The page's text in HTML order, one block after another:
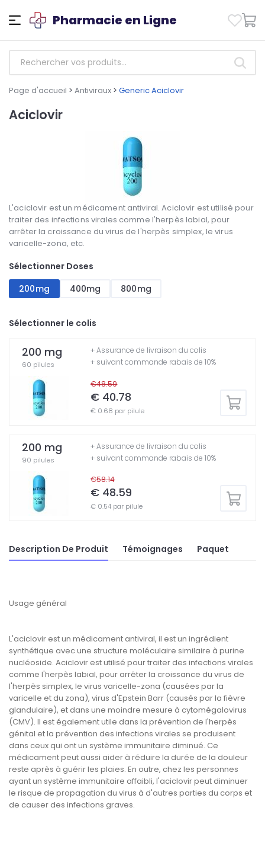
Pharmacie en Ligne
Page d'accueil > Antiviraux > Generic Aciclovir
Aciclovir
L'aciclovir est un médicament antiviral. Aciclovir est utilisé pour
traiter des infections virales comme l'herpès labial, pour
arrêter la croissance du virus de l'herpès simplex, le virus
varicelle-zona, etc.
Sélectionner Doses
200mg
400mg 800mg
Sélectionner le colis
200 mg
60 pilules
€48.59
€ 40.78
€ 0.68 par pilule
+ Assurance de livraison du colis
+ suivant commande rabais de 10%
200 mg
90 pilules
€58.14
€ 48.59
€ 0.54 par pilule
+ Assurance de livraison du colis
+ suivant commande rabais de 10%
Description De Produit Témoignages Paquet
Usage général
L'aciclovir est un médicament antiviral, il est un ingrédient
synthétique avec une structure moléculaire similaire à purine
nucléoside. Aciclovir est utilisé pour traiter des infections virales
comme l'herpès labial, pour arrêter la croissance du virus de
l'herpès simplex, le virus varicelle-zona (causées par la
varicelle et du zona), virus d'Epstein Barr (causés par la fièvre
glandulaire), et dans une moindre mesure à cytomégalovirus
(CMV). Il est également utile dans la prévention de l'herpès
génital et la prévention des infections virales se produisent
dans ceux qui ont un système immunitaire diminué. Ce
médicament peut aussi aider à réduire la durée de la douleur
reste après à guérir les plaies. En outre, chez les personnes
ayant un système immunitaire affaibli, l'aciclovir peut diminuer
le risque de propagation du virus à d'autres parties du corps et
de causer des infections graves.